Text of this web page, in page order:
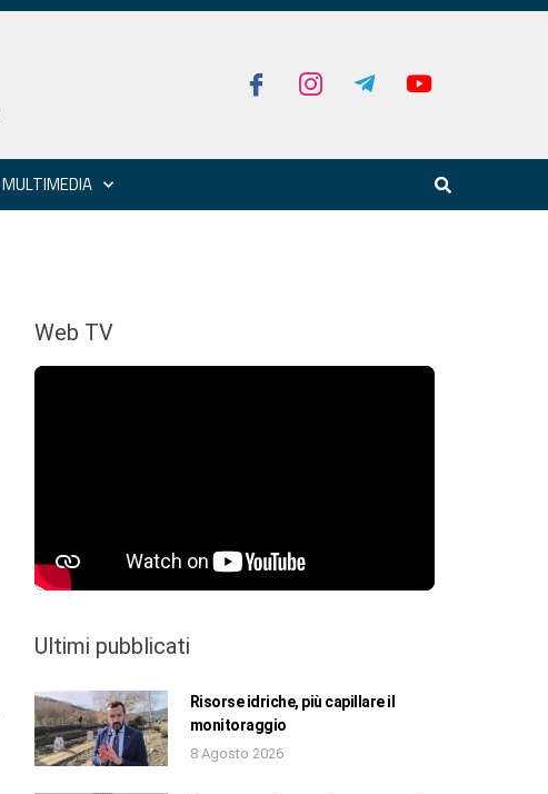
MULTIMEDIA
Web TV
Ultimi pubblicati
Risorse idriche, più capillare il
monitoraggio
8 Agosto 2026